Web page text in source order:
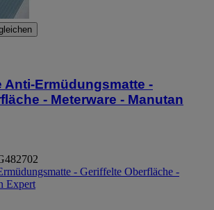
Anti-Ermüdungsmatte -
- Meterware - Manutan
- Geriffelte Oberfläche -
Expert